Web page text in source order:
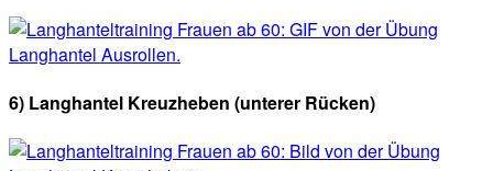
6) Langhantel Kreuzheben (unterer Rücken)